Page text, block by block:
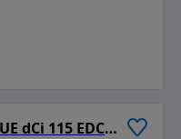
Renault Mégane BLUE dCi 115 EDC BUSINESS EDITION